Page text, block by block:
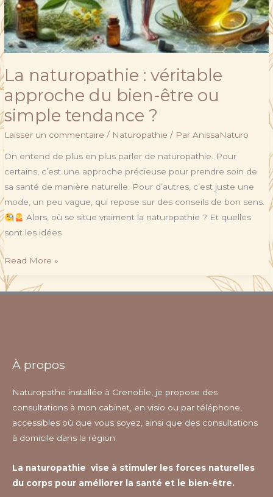
La naturopathie : véritable
approche du bien-être ou
simple tendance ?
Laisser un commentaire / Naturopathie / ParAnissaNaturo
On entend de plus en plus parler de naturopathie. Pour
certains, c’est une approche précieuse pour prendre soin de
sa santé de manière naturelle. Pour d’autres, c’est juste une
mode, un peu vague, qui repose sur des conseils de bon sens.
Alors, où se situe vraiment la naturopathie ? Et quelles
sont les idées
Read More »
À propos
Naturopathe installée à Grenoble, je propose des
consultations à mon cabinet, en visio ou par téléphone,
accessibles où que vous soyez, ainsi que des consultations
à domicile dans la région.
La naturopathie vise à stimuler les forces naturelles
du corps pour améliorer la santé et le bien-être.